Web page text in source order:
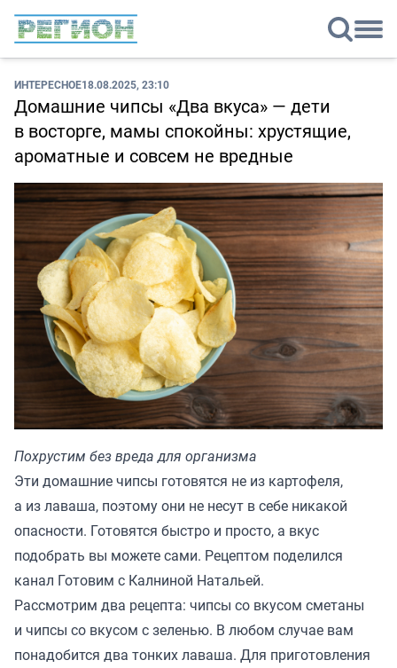
ИНТЕРЕСНОЕ18.08.2025, 23:10
Домашние чипсы «Два вкуса» — дети
в восторге, мамы спокойны: хрустящие,
ароматные и совсем не вредные
Похрустим без вреда для организма
Эти домашние чипсы готовятся не из картофеля,
а из лаваша, поэтому они не несут в себе никакой
опасности. Готовятся быстро и просто, а вкус
подобрать вы можете сами. Рецептом поделился
канал Готовим с Калниной Натальей.
Рассмотрим два рецепта: чипсы со вкусом сметаны
и чипсы со вкусом с зеленью. В любом случае вам
понадобится два тонких лаваша. Для приготовления